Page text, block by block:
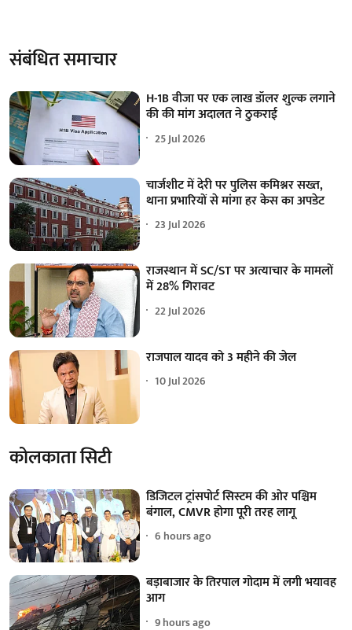
संबंधित समाचार
H-1B वीजा पर एक लाख डॉलर शुल्क लगाने
की की मांग अदालत ने ठुकराई
25 Jul 2026
चार्जशीट में देरी पर पुलिस कमिश्नर सख्त,
थाना प्रभारियों से मांगा हर केस का अपडेट
23 Jul 2026
राजस्थान में SC/ST पर अत्याचार के मामलों
में 28% गिरावट
22 Jul 2026
राजपाल यादव को 3 महीने की जेल
10 Jul 2026
कोलकाता सिटी
डिजिटल ट्रांसपोर्ट सिस्टम की ओर पश्चिम
बंगाल, CMVR होगा पूरी तरह लागू
6 hours ago
बड़ाबाजार के तिरपाल गोदाम में लगी भयावह
आग
9 hours ago